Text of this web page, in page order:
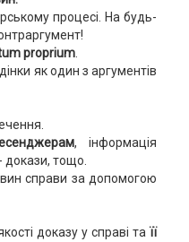
процесі. На будь-
proprium.
як один з аргументів
, інформація
докази, тощо.
справи за допомогою
доказу у справі таїї